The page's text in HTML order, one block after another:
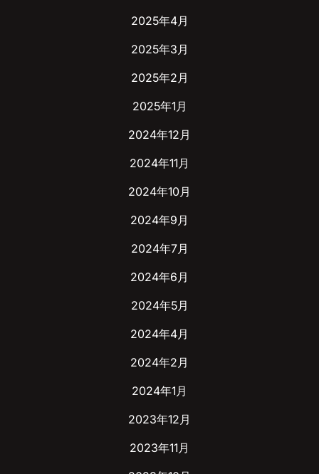
2025年4月
2025年3月
2025年2月
2025年1月
2024年12月
2024年11月
2024年10月
2024年9月
2024年7月
2024年6月
2024年5月
2024年4月
2024年2月
2024年1月
2023年12月
2023年11月